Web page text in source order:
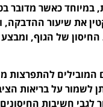
במיוחד כאשר
את שיעור
של הגוף,
להתפרצות
לשמור על בריאות
חשיבות